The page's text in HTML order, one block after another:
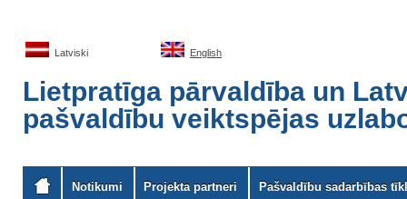
Latviski English
Lietpratīga pārvaldība un
pašvaldību veiktspējas
Notikumi Projekta partneri Pašvaldību sadarbības